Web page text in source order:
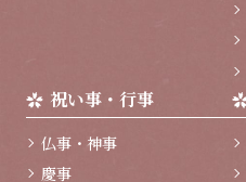
祝い事・行事
仏事・神事
慶事